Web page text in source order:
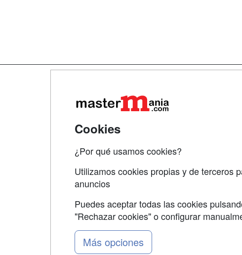
Grupo formazion:
Cookies
¿Por qué usamos cookies?
Utilizamos cookies propias y de terceros
anuncios
Puedes aceptar todas las cookies
"Rechazar cookies" o configurar
Más opciones